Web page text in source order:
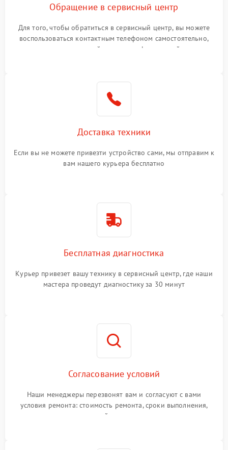
Обращение в сервисный центр
Для того, чтобы обратиться в сервисный центр, вы можете
воспользоваться контактным телефоном самостоятельно,
или оставить свой номер телефона на сайте
Доставка техники
Если вы не можете привезти устройство сами, мы отправим к
вам нашего курьера бесплатно
Бесплатная диагностика
Курьер привезет вашу технику в сервисный центр, где наши
мастера проведут диагностику за 30 минут
Согласование условий
Наши менеджеры перезвонят вам и согласуют с вами
условия ремонта: стоимость ремонта, сроки выполнения,
гарантийные условия